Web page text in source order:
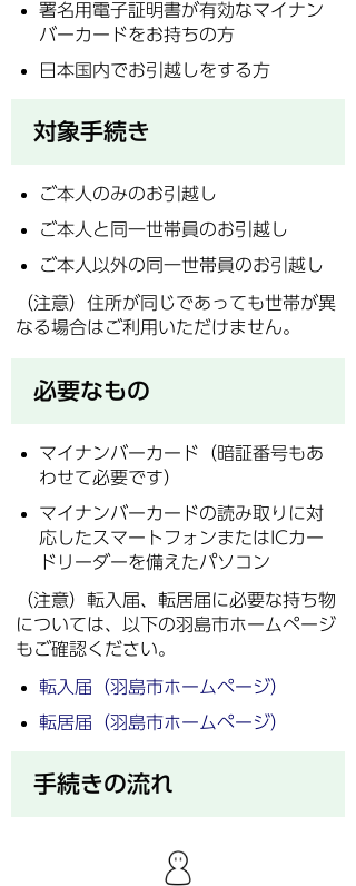
署名用電子証明書が有効なマイナン
バーカードをお持ちの方
日本国内でお引越しをする方
対象手続き
ご本人のみのお引越し
ご本人と同一世帯員のお引越し
ご本人以外の同一世帯員のお引越し
（注意）住所が同じであっても世帯が異
なる場合はご利用いただけません。
必要なもの
マイナンバーカード（暗証番号もあ
わせて必要です）
マイナンバーカードの読み取りに対
応したスマートフォンまたはICカー
ドリーダーを備えたパソコン
（注意）転入届、転居届に必要な持ち物
については、以下の羽島市ホームページ
もご確認ください。
転入届（羽島市ホームページ）
転居届（羽島市ホームページ）
手続きの流れ